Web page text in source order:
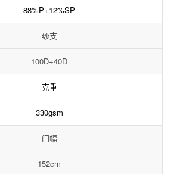
88%P+12%SP
纱支
100D+40D
克重
330gsm
门幅
152cm